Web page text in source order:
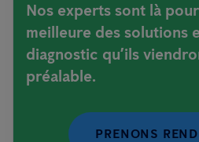
Nos experts sont là
meilleure des solutions
diagnostic qu’ils
préalable.
PRENONS